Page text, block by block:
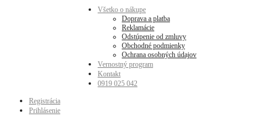
Všetko o nákupe
Doprava a platba
Reklamácie
Odstúpenie od zmluvy
Obchodné podmienky
Ochrana osobných údajov
Vernostný program
Kontakt
0919 025 042
Registrácia
Prihlásenie